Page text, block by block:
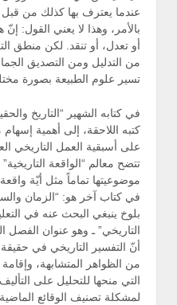
عندما يعترف بها كذلك من
بالأمر، وهذا لا يعني القول:
أو تعدل، أو تنقد. لكن منطق
من التدليل ومن التصديق
تسير علوم الطبيعة بصورة
في كتابه الشهير “التاريخ
كتبه اللاحقة، إلى أهمية
على أسبقية العمل التاريخي
تتضح معالم “الواقعة
في كتاب آخر هو: “الزمان
بلوخ ينبغي البحث عنه في
التاريخي” ـ وهو عنوان الفصل
أنّ التفسير التاريخي في
من الظواهر المتشابهة، وإقامة
التي منحها للتحليل على
لمشكلة تصنيف الوقائع